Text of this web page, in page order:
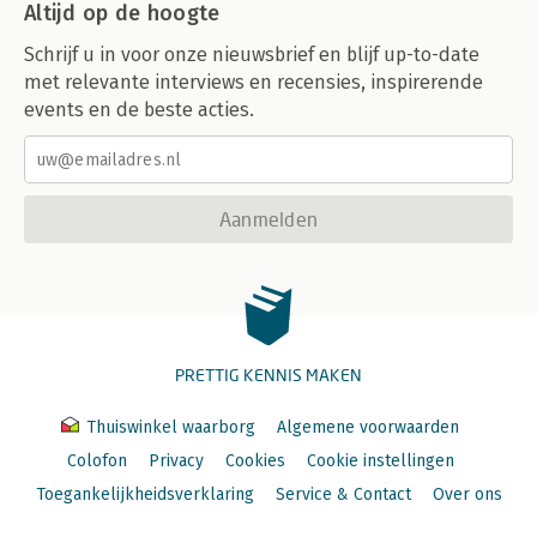
11.4 Politisering van het gemeentelijke enquêterecht 176
11.5 Rechtsstatelijke elementen van het gemeentelijke
enquêterecht 177
11.6 Slotbeschouwing 184
12 De burgemeester en de openbare orde
Motivering door de wetgever van de bevoegdheidstoedeling
aan de burgemeester 187
12.3 Bevoegdheden van de burgemeester in de sfeer van de
12.4 Motivering van de bevoegdheidstoedeling 191
Reeds verschenen in de reeks Governance & Recht 203
Altijd op de hoogte
Schrijf u in voor onze nieuwsbrief en blijf up-to-date
met relevante interviews en recensies, inspirerende
events en de beste acties.
Aanmelden
PRETTIG KENNIS MAKEN
Thuiswinkel waarborg
Algemene voorwaarden
Colofon
Privacy Cookies
Cookie instellingen
Toegankelijkheidsverklaring
Service & Contact Over ons